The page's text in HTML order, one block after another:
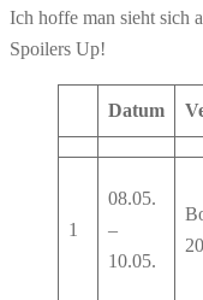
Ich hoffe man sieht sich
Spoilers Up!
Datum
1
08.05.
–
10.05.